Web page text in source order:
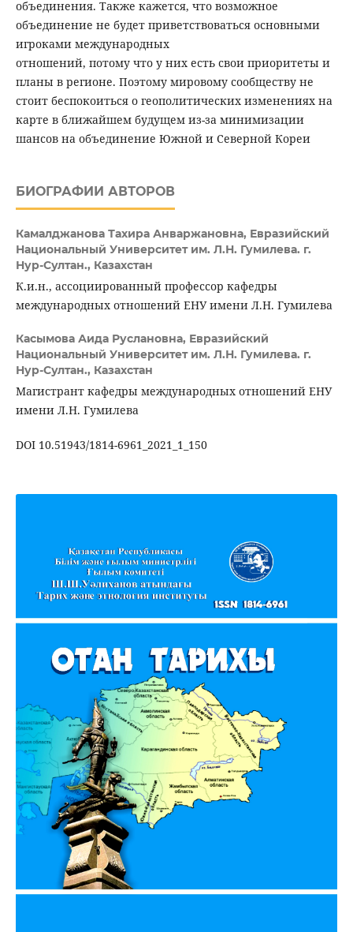
объединения. Также кажется, что возможное
объединение не будет приветствоваться основными
игроками международных
отношений, потому что у них есть свои приоритеты и
планы в регионе. Поэтому мировому сообществу не
стоит беспокоиться о геополитических изменениях на
карте в ближайшем будущем из-за минимизации
шансов на объединение Южной и Северной Кореи
БИОГРАФИИ АВТОРОВ
Камалджанова Тахира Анваржановна, Евразийский
Национальный Университет им. Л.Н. Гумилева. г.
Нур-Султан., Казахстан
К.и.н., ассоциированный профессор кафедры
международных отношений ЕНУ имени Л.Н. Гумилева
Касымова Аида Руслановна, Евразийский
Национальный Университет им. Л.Н. Гумилева. г.
Нур-Султан., Казахстан
Магистрант кафедры международных отношений ЕНУ
имени Л.Н. Гумилева
DOI 10.51943/1814-6961_2021_1_150